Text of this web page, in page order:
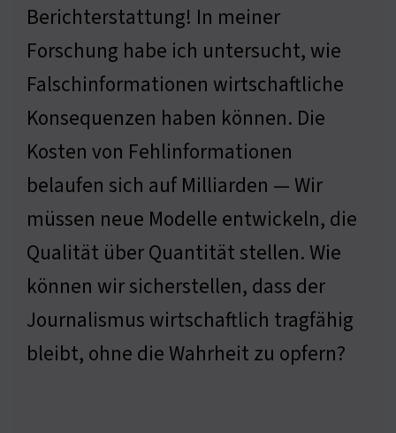
Berichterstattung! In meiner
Forschung habe ich untersucht, wie
Falschinformationen wirtschaftliche
Konsequenzen haben können. Die
Kosten von Fehlinformationen
belaufen sich auf Milliarden — Wir
müssen neue Modelle entwickeln, die
Qualität über Quantität stellen. Wie
können wir sicherstellen, dass der
Journalismus wirtschaftlich tragfähig
bleibt, ohne die Wahrheit zu opfern?